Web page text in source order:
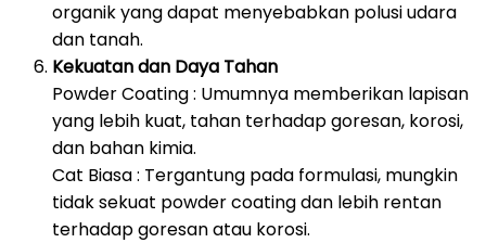
organik yang dapat menyebabkan polusi udara
dan tanah.
Kekuatan dan Daya Tahan
Powder Coating : Umumnya memberikan lapisan
yang lebih kuat, tahan terhadap goresan, korosi,
dan bahan kimia.
Cat Biasa : Tergantung pada formulasi, mungkin
tidak sekuat powder coating dan lebih rentan
terhadap goresan atau korosi.